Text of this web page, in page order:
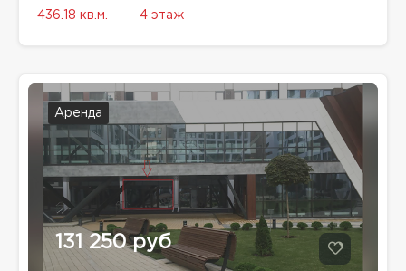
436.18 кв.м. 4 этаж
Аренда
131 250 руб